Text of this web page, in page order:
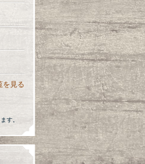
を見る
す。